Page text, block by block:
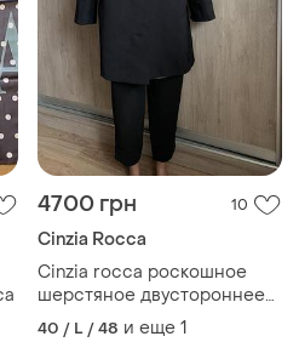
4700 грн 10
Cinzia Rocca
Cinzia rocca роскошное
шерстяное двустороннее
пальто
40 / L / 48 и еще 1